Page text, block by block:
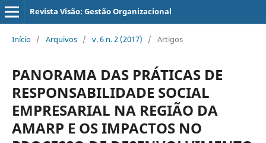
Revista Visão: Gestão Organizacional
Início / Arquivos / v. 6 n. 2 (2017) / Artigos
PANORAMA DAS PRÁTICAS DE
RESPONSABILIDADE SOCIAL
EMPRESARIAL NA REGIÃO DA
AMARP E OS IMPACTOS NO